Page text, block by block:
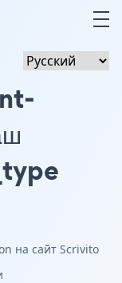
на сайт Scrivito